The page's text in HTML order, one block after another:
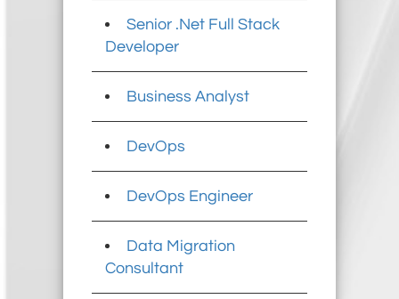
Senior .Net Full Stack
Developer
Business Analyst
DevOps
DevOps Engineer
Data Migration
Consultant